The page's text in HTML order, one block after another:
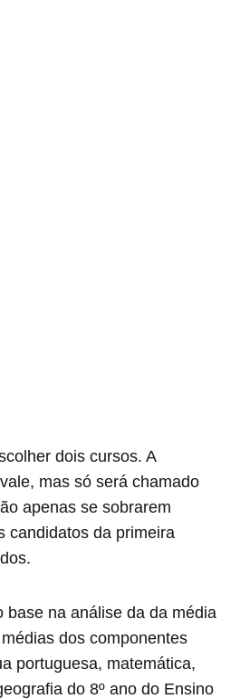
dois cursos. A
mas só será chamado
apenas se sobrarem
candidatos da primeira
base na análise da da média
dos componentes
portuguesa, matemática,
do 8º ano do Ensino